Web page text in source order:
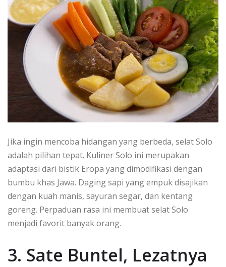
Jika ingin mencoba hidangan yang berbeda, selat Solo
adalah pilihan tepat. Kuliner Solo ini merupakan
adaptasi dari bistik Eropa yang dimodifikasi dengan
bumbu khas Jawa. Daging sapi yang empuk disajikan
dengan kuah manis, sayuran segar, dan kentang
goreng. Perpaduan rasa ini membuat selat Solo
menjadi favorit banyak orang.
3. Sate Buntel, Lezatnya